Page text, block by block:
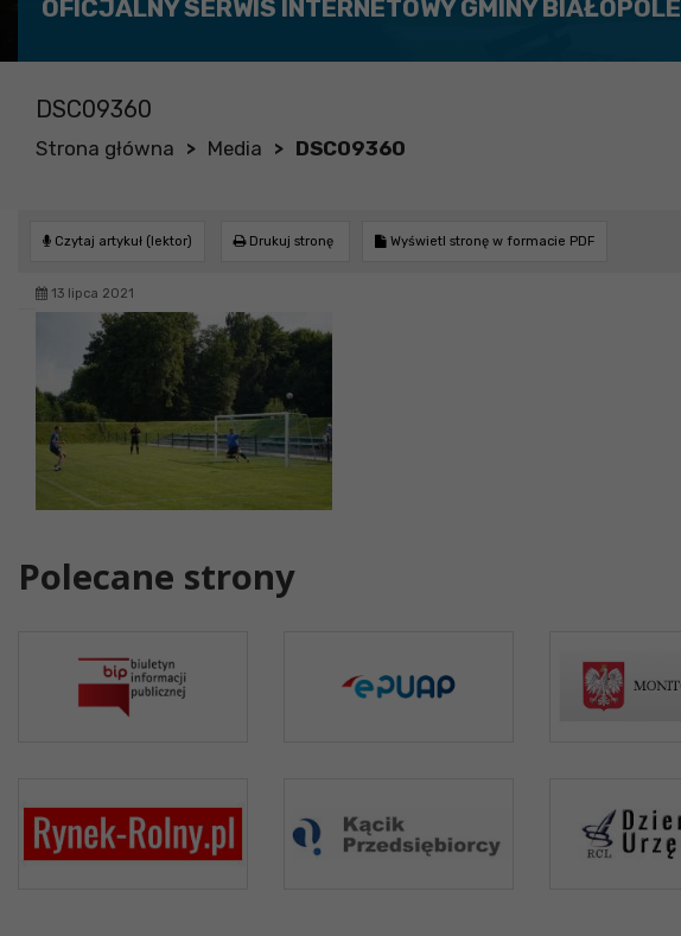
OFICJALNY SERWIS INTERNETOWY GMINY BIAŁOPOLE
DSC09360
Strona główna > Media > DSC09360
Czytaj artykuł (lektor) Drukuj stronę Wyświetl stronę w formacie PDF
13 lipca 2021
Polecane strony